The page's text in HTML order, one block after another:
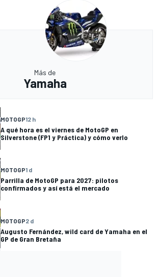
Más de
Yamaha
MOTOGP12 h
A qué hora es el viernes de MotoGP en
Silverstone (FP1 y Práctica) y cómo verlo
MOTOGP1 d
Parrilla de MotoGP para 2027: pilotos
confirmados y así está el mercado
MOTOGP2 d
Augusto Fernández, wild card de Yamaha en el
GP de Gran Bretaña